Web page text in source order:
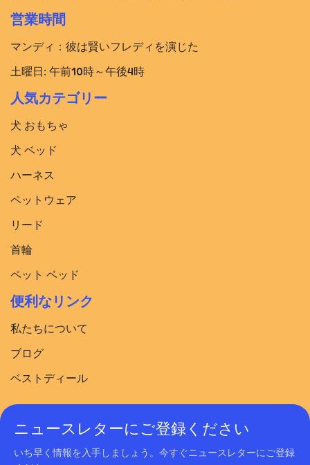
営業時間
マンディ：彼は賢いフレディを演じた
土曜日: 午前10時～午後4時
人気カテゴリー
犬 おもちゃ
犬 ベッド​
ハーネス
ペットウェア
リード
首輪
ペット ベッド
便利なリンク
私たちについて
ブログ
ベストディール
ニュースレターにご登録ください
いち早く情報を入手しましょう。今すぐニュースレターにご登録